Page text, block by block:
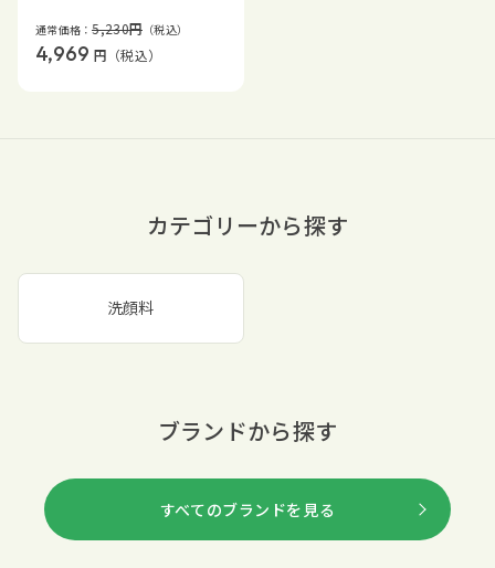
通常価格：5,230円 （税込）
4,969 円 （税込）
カテゴリーから探す
洗顔料
ブランドから探す
すべてのブランドを見る